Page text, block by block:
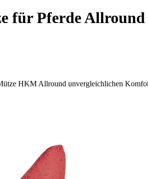
für Pferde Allround
HKM Allround unvergleichlichen